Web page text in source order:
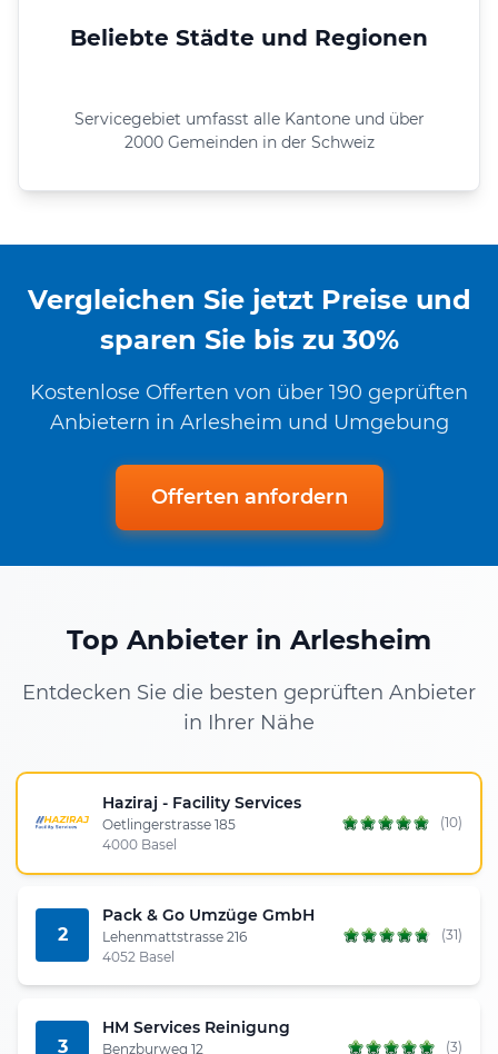
Beliebte Städte und Regionen
Servicegebiet umfasst alle Kantone und über
2000 Gemeinden in der Schweiz
Vergleichen Sie jetzt Preise und
sparen Sie bis zu 30%
Kostenlose Offerten von über 190 geprüften
Anbietern in Arlesheim und Umgebung
Offerten anfordern
Top Anbieter in Arlesheim
Entdecken Sie die besten geprüften Anbieter
in Ihrer Nähe
Haziraj - Facility Services
Oetlingerstrasse 185
4000 Basel
(10)
2
Pack & Go Umzüge GmbH
Lehenmattstrasse 216
4052 Basel
(31)
3
HM Services Reinigung
Benzburweg 12
(3)